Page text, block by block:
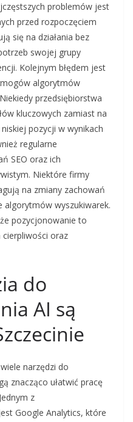
problemów jest
przed rozpoczęciem
się na działania bez
swojej grupy
Kolejnym błędem jest
algorytmów
przedsiębiorstwa
kluczowych zamiast na
pozycji w wynikach
regularne
SEO oraz ich
Niektóre firmy
na zmiany zachowań
algorytmów wyszukiwarek.
pozycjonowanie to
cierpliwości oraz
do
AI są
narzędzi do
znacząco ułatwić pracę
z
Google Analytics, które